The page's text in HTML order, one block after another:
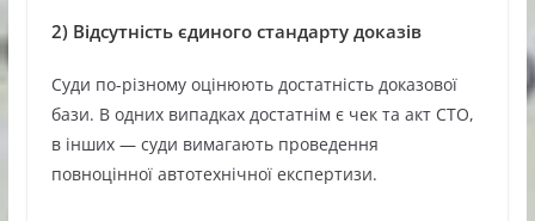
2) Відсутність єдиного стандарту доказів
Суди по-різному оцінюють достатність доказової
бази. В одних випадках достатнім є чек та акт СТО,
в інших — суди вимагають проведення
повноцінної автотехнічної експертизи.